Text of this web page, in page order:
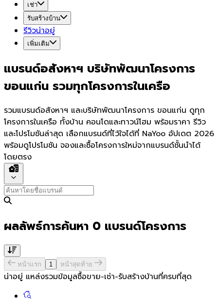
เช่า
รับสร้างบ้าน
รีวิวน่าอยู่
เพิ่มเติม
แบรนด์อสังหาฯ บริษัทพัฒนาโครงการ
ขอนแก่น รวมทุกโครงการในเครือ
รวมแบรนด์อสังหาฯ และบริษัทพัฒนาโครงการ ขอนแก่น ดูทุก
โครงการในเครือ ทั้งบ้าน คอนโดและทาวน์โฮม พร้อมราคา รีวิว
และโปรโมชันล่าสุด เลือกแบรนด์ที่ไว้ใจได้ที่ NaYoo อัปเดต 2026
พร้อมดูโปรโมชัน จองและซื้อโครงการใหม่จากแบรนด์ชั้นนำได้
โดยตรง
ผลลัพธ์การค้นหา 0 แบรนด์โครงการ
หน้าแรก 1 หน้าสุดท้าย
น่าอยู่ แหล่งรวมข้อมูลซื้อขาย-เช่า-รับสร้างบ้านที่ครบที่สุด